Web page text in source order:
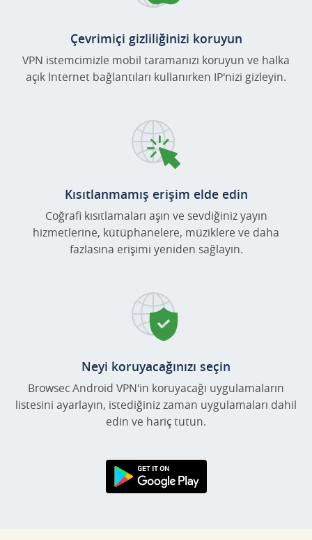
Çevrimiçi gizliliğinizi koruyun
VPN istemcimizle mobil taramanızı koruyun ve halka
açık İnternet bağlantıları kullanırken IP'nizi gizleyin.
Kısıtlanmamış erişim elde edin
Coğrafi kısıtlamaları aşın ve sevdiğiniz yayın
hizmetlerine, kütüphanelere, müziklere ve daha
fazlasına erişimi yeniden sağlayın.
Neyi koruyacağınızı seçin
Browsec Android VPN'in koruyacağı uygulamaların
listesini ayarlayın, istediğiniz zaman uygulamaları dahil
edin ve hariç tutun.